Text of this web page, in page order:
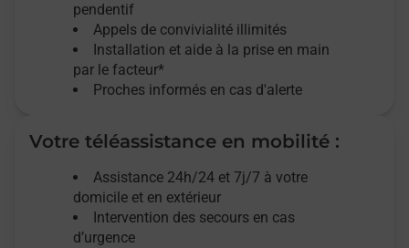
pendentif
Appels de convivialité illimités
Installation et aide à la prise en main
par le facteur*
Proches informés en cas d'alerte
Votre téléassistance en mobilité :
Assistance 24h/24 et 7j/7 à votre
domicile et en extérieur
Intervention des secours en cas
d’urgence